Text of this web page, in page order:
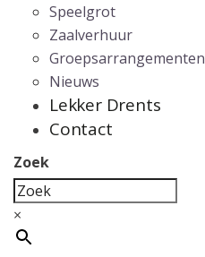
Speelgrot
Zaalverhuur
Groepsarrangementen
Nieuws
Lekker Drents
Contact
Zoek
×